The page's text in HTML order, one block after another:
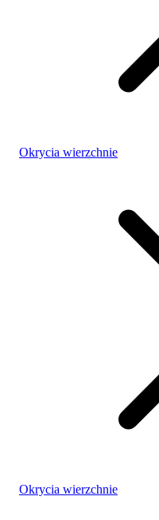
Okrycia wierzchnie
Okrycia wierzchnie